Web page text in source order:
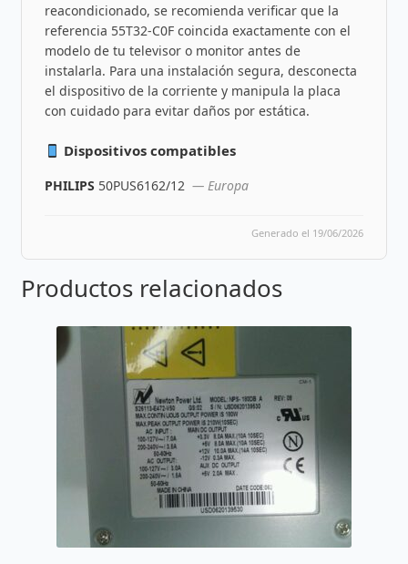
reacondicionado, se recomienda verificar que la
referencia 55T32-C0F coincida exactamente con el
modelo de tu televisor o monitor antes de
instalarla. Para una instalación segura, desconecta
el dispositivo de la corriente y manipula la placa
con cuidado para evitar daños por estática.
Dispositivos compatibles
PHILIPS 50PUS6162/12 — Europa
Generado el 19/06/2026
Productos relacionados